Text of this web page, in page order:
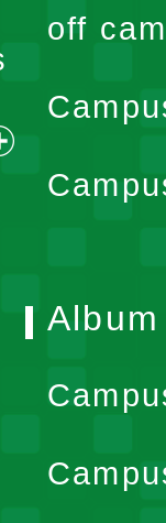
expand
off
Album